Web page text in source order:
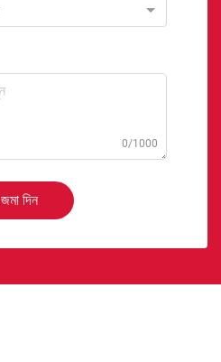
0/1000
জমা দিন